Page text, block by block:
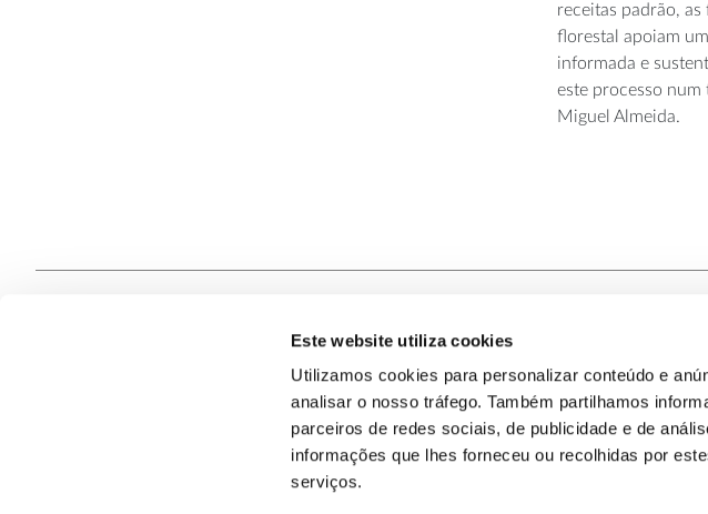
Este website utiliza cookies
Utilizamos cookies para personalizar conteúdo e
analisar o nosso tráfego. Também partilhamos
parceiros de redes sociais, de publicidade e de
informações que lhes forneceu ou recolhidas por
serviços.
receitas padrão, as
florestal apoiam
informada e
este processo
Miguel Almeida.
Contacte-nos
Quem Somos